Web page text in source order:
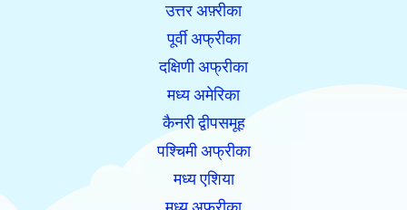
उत्तर अफ़्रीका
पूर्वी अफ्रीका
दक्षिणी अफ्रीका
मध्य अमेरिका
कैनरी द्वीपसमूह
पश्चिमी अफ्रीका
मध्य एशिया